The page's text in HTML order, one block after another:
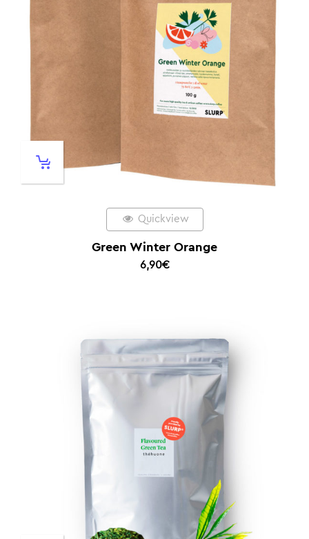
Quickview
Green Winter Orange
6,90€